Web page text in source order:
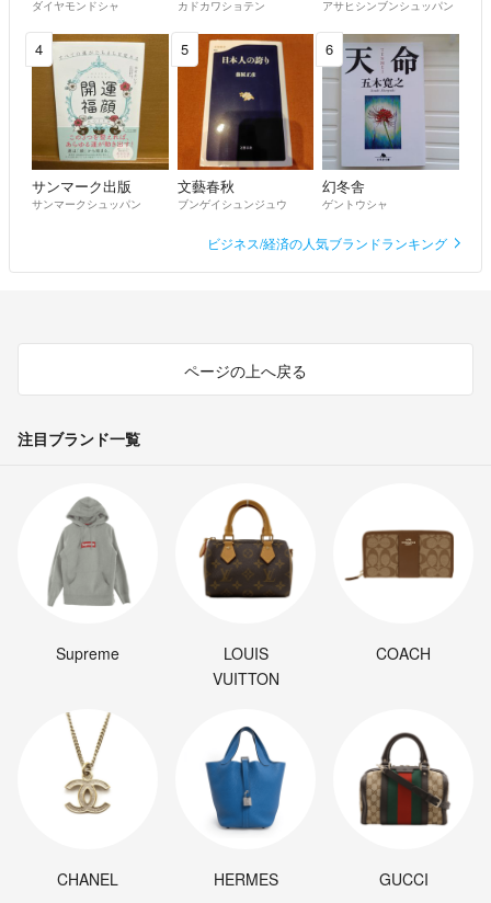
ダイヤモンドシャ カドカワショテン アサヒシンブンシュッパン
4
サンマーク出版
サンマークシュッパン
5
文藝春秋
ブンゲイシュンジュウ
6
幻冬舎
ゲントウシャ
ビジネス/経済の人気ブランドランキング
ページの上へ戻る
注目ブランド一覧
Supreme
LOUIS
VUITTON
COACH
CHANEL HERMES GUCCI